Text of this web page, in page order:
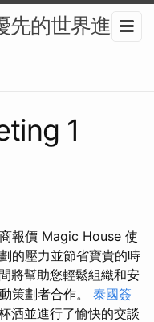
先的世界進行
1
報價 Magic House 使
的壓力並節省寶貴的時
將幫助您輕鬆組織和安
策劃者合作。 泰國簽
酒並進行了愉快的交談